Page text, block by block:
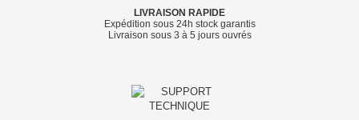
LIVRAISON RAPIDE
Expédition sous 24h stock garantis
Livraison sous 3 à 5 jours ouvrés